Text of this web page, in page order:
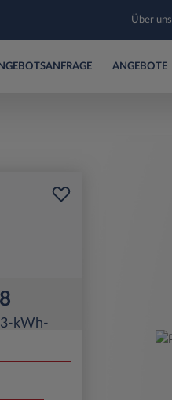
Über uns
ANGEBOTE
kWh-